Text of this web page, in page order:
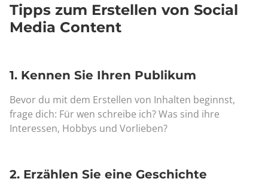
Tipps zum Erstellen von Social
Media Content
1. Kennen Sie Ihren Publikum
Bevor du mit dem Erstellen von Inhalten beginnst,
frage dich: Für wen schreibe ich? Was sind ihre
Interessen, Hobbys und Vorlieben?
2. Erzählen Sie eine Geschichte